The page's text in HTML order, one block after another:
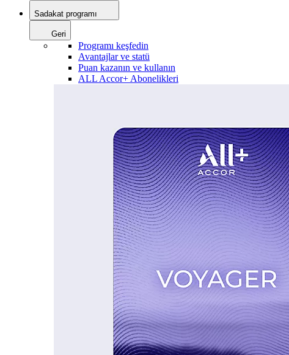
Sadakat programı
Geri
Programı keşfedin
Avantajlar ve statü
Puan kazanın ve kullanın
ALL Accor+ Abonelikleri